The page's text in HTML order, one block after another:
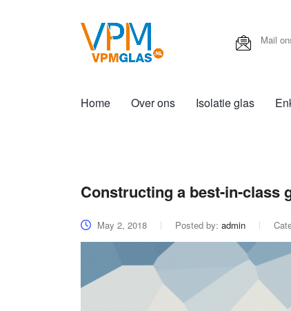
Mail
Home Over ons Isolatie glas
Constructing a best-in-class
May 2, 2018 Posted by: admin